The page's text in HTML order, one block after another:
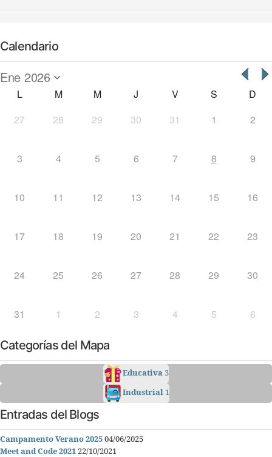
Calendario
L M M J V S
D
27
28 29 30 31 1 2
3 4 5 6 7 8 9
10 11 12 13 14 15 16
17 18 19 20 21 22 23
24 25 26 27 28 29 30
31 1 2 3 4 5 6
Categorías del Mapa
Educativa3
Industrial 1
Entradas del Blogs
Campamento Verano 202504/06/2025
Meet and Code 202122/10/2021